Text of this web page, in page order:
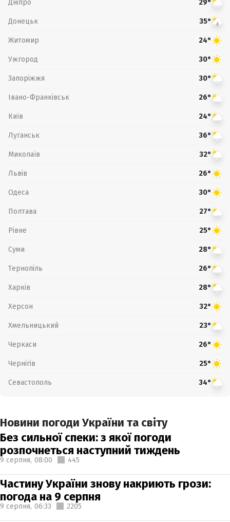
Дніпро 29°
Донецьк 35°
Житомир 24°
Ужгород 30°
Запоріжжя 30°
Івано-Франківськ 26°
Київ 24°
Луганськ 36°
Миколаїв 32°
Львів 26°
Одеса 30°
Полтава 27°
Рівне 25°
Суми 28°
Тернопіль 26°
Харків 28°
Херсон 32°
Хмельницький 23°
Черкаси 26°
Чернігів 25°
Севастополь 34°
Новини погоди України та світу
Без сильної спеки: з якої погоди
розпочнеться наступний тиждень
9 серпня, 08:00 445
Частину України знову накриють грози:
погода на 9 серпня
9 серпня, 06:33 2205